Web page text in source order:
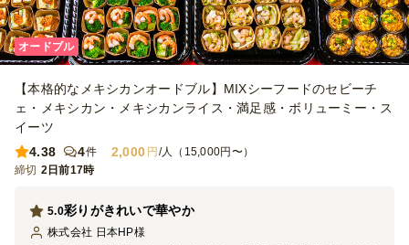
オードブル
【本格的なメキシカンオードブル】MIXシーフードのセビーチ
ェ・メキシカン・メキシカンライス・満足感・ボリューミー・ス
イーツ
4.38
4件 2,000 円 /人（15,000円〜）
締切 2日前17時
彩りがきれいで華やか
5.0
株式会社 日本HP様